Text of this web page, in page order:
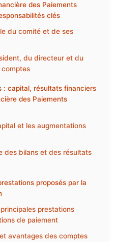
des Paiements
clés
du comité et de ses
du directeur et du
comptes
: capital, résultats financiers
des Paiements
et les augmentations
des bilans et des résultats
proposés par la
prestations
de paiement
avantages des comptes